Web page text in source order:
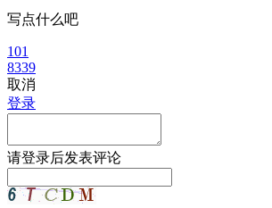
写点什么吧
101
8339
取消
登录
请登录后发表评论